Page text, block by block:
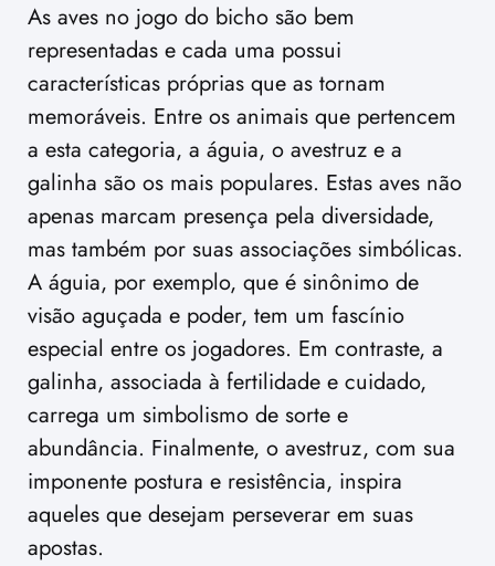
As aves no jogo do bicho são bem
representadas e cada uma possui
características próprias que as tornam
memoráveis. Entre os animais que pertencem
a esta categoria, a águia, o avestruz e a
galinha são os mais populares. Estas aves não
apenas marcam presença pela diversidade,
mas também por suas associações simbólicas.
A águia, por exemplo, que é sinônimo de
visão aguçada e poder, tem um fascínio
especial entre os jogadores. Em contraste, a
galinha, associada à fertilidade e cuidado,
carrega um simbolismo de sorte e
abundância. Finalmente, o avestruz, com sua
imponente postura e resistência, inspira
aqueles que desejam perseverar em suas
apostas.